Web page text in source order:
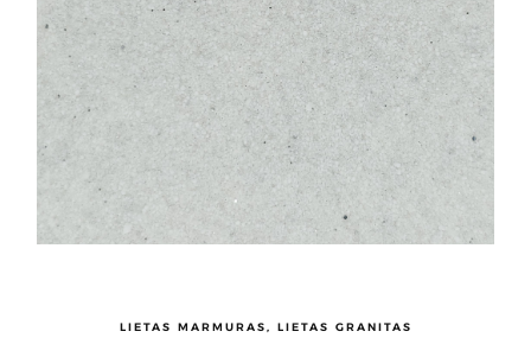
LIETAS MARMURAS, LIETAS GRANITAS